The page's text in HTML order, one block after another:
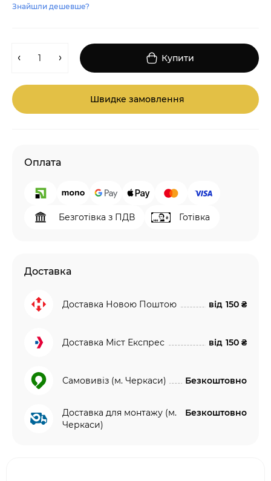
Знайшли дешевше?
Купити
Швидке замовлення
Оплата
Безготівка з ПДВ Готівка
Доставка
Доставка Новою Поштою від 150 ₴
Доставка Міст Експрес від 150 ₴
Самовивіз (м. Черкаси) Безкоштовно
Доставка для монтажу (м.
Черкаси)
Безкоштовно